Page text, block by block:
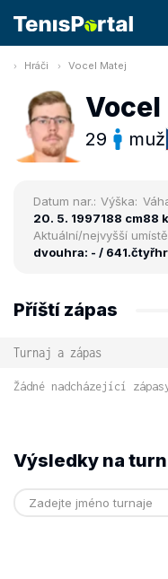
Hráči Vocel Matej
29 muž
Datum nar.:
20. 5. 1997
Výška:
188 cm88
Aktuální/nejvyšší
dvouhra: - / 641.
Příští zápas
Turnaj a zápas
Žádné nadcházející
Výsledky na